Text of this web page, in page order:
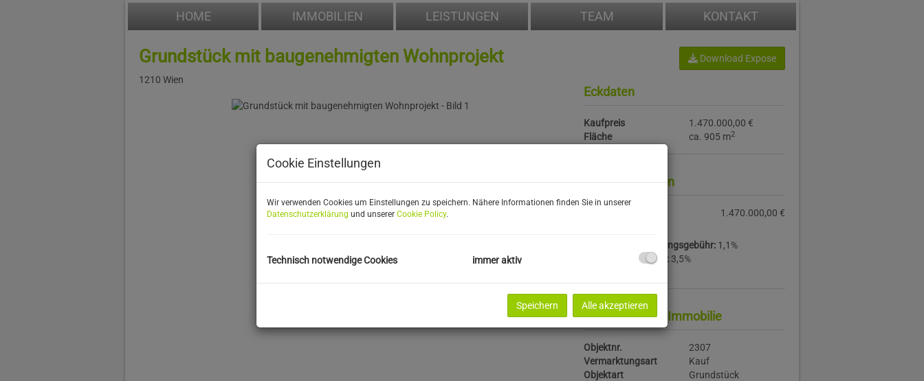
HOME IMMOBILIEN LEISTUNGEN TEAM KONTAKT
Grundstück mit baugenehmigten Wohnprojekt
1210 Wien
Download Expose
Eckdaten
Kaufpreis
1.470.000,00 €
Fläche
ca. 905 m2
Preisinformation
1.470.000,00 €
Grundbucheintragungsgebühr: 1,1%
Grunderwerbsteuer: 3,5%
Basisdaten zur Immobilie
Objektnr.
2307
Vermarktungsart
Kauf
Objektart
Grundstück
Cookie Einstellungen
Wir verwenden Cookies um Einstellungen zu speichern. Nähere Informationen finden Sie in unserer
Datenschutzerklärung und unserer Cookie Policy.
Technisch notwendige Cookies immer aktiv
Speichern Alle akzeptieren